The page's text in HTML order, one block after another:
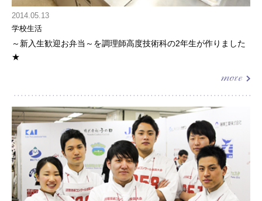
2014.05.13
学校生活
～新入生歓迎お弁当～を調理師高度技術科の2年生が作りました
★